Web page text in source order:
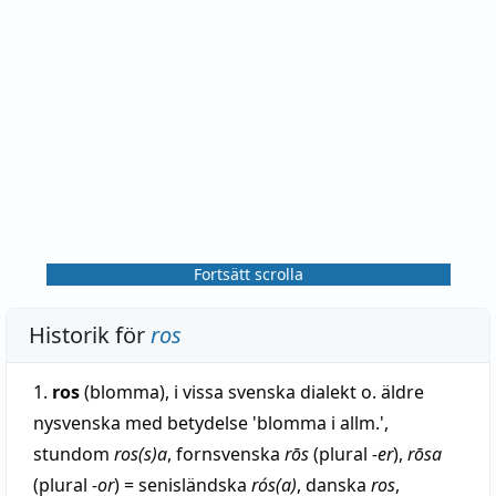
Fortsätt scrolla
Historik förros
1. ros(blomma), i vissa svenska dialekt o. äldre
nysvenska med betydelse 'blomma i allm.',
stundom ros(s)a, fornsvenska rōs(plural -er), rōsa
(plural -or) = senisländska rós(a), danska ros,